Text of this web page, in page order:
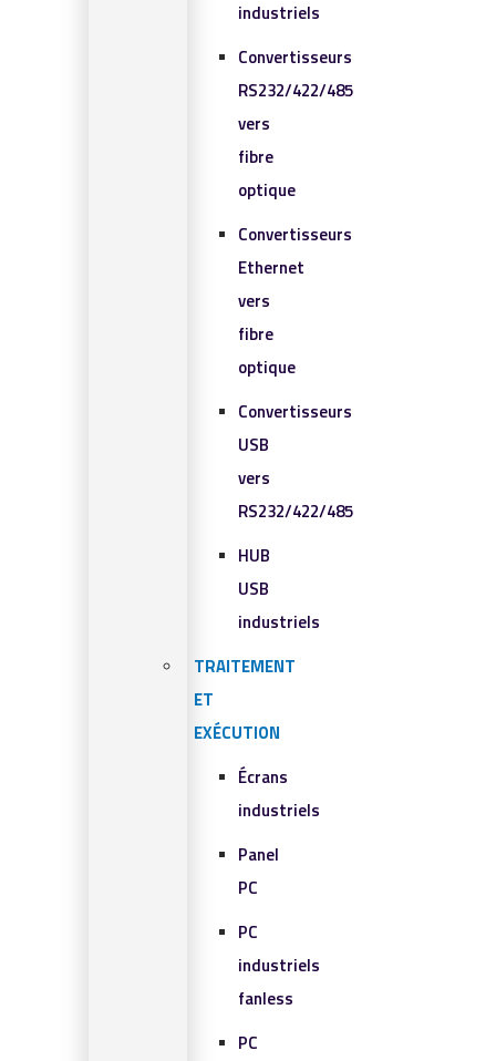
industriels
Convertisseurs
RS232/422/485
vers
fibre
optique
Convertisseurs
Ethernet
vers
fibre
optique
Convertisseurs
USB
vers
RS232/422/485
HUB
USB
industriels
TRAITEMENT
ET
EXÉCUTION
Écrans
industriels
Panel
PC
PC
industriels
fanless
PC